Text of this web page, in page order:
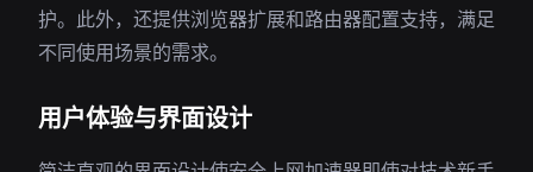
护。此外，还提供浏览器扩展和路由器配置支持，满足
不同使用场景的需求。
用户体验与界面设计